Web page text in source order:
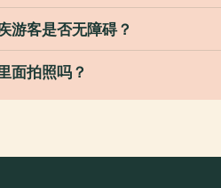
游客是否无障碍？
面拍照吗？